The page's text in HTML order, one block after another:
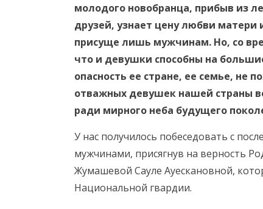
молодого новобранца, прибыв из
друзей, узнает цену любви матери
присуще лишь мужчинам. Но, со
что и девушки способны на
опасность ее стране, ее семье,
отважных девушек нашей страны
ради мирного неба будущего
У нас получилось побеседовать с
мужчинами, присягнув на верность
Жумашевой Сауле Ауескановной,
Национальной гвардии.